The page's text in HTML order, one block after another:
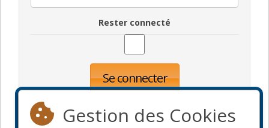
Rester connecté
Se connecter
Gestion des Cookies